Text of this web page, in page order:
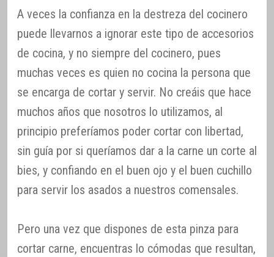
A veces la confianza en la destreza del cocinero
puede llevarnos a ignorar este tipo de accesorios
de cocina, y no siempre del cocinero, pues
muchas veces es quien no cocina la persona que
se encarga de cortar y servir. No creáis que hace
muchos años que nosotros lo utilizamos, al
principio preferíamos poder cortar con libertad,
sin guía por si queríamos dar a la carne un corte al
bies, y confiando en el buen ojo y el buen cuchillo
para servir los asados a nuestros comensales.
Pero una vez que dispones de esta pinza para
cortar carne, encuentras lo cómodas que resultan,